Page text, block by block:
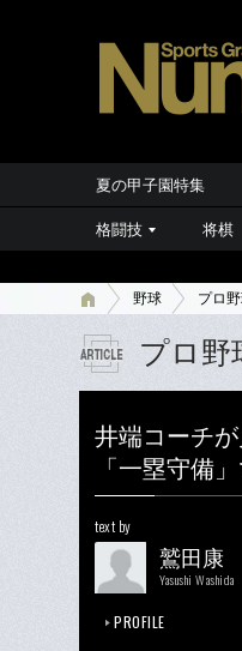
夏の甲子園特集
格闘技 将棋
野球 プロ
プロ野
井端コーチが
「一塁守備
text by
鷲田康
Yasushi Washida
PROFILE